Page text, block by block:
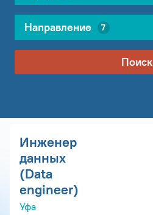
Направление 7
Поиск
Инженер
данных
(Data
engineer)
Уфа